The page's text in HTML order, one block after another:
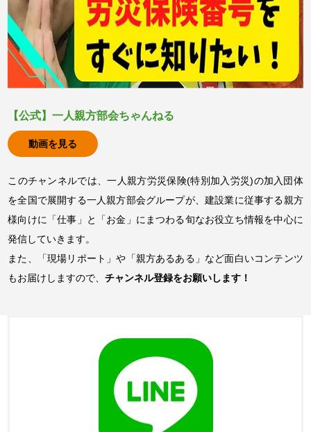
【公式】一人親方部会ちゃんねる
動画を見る
このチャンネルでは、一人親方労災保険(特別加入労災)の加入団体
を全国で展開する一人親方部会グループが、建設業に従事する親方
様向けに「仕事」と「お金」にまつわる旬なお役立ち情報を中心に
発信していきます。
また、「現場リポート」や「親方あるある」など面白いコンテンツ
もお届けしますので、チャンネル登録をお願いします！